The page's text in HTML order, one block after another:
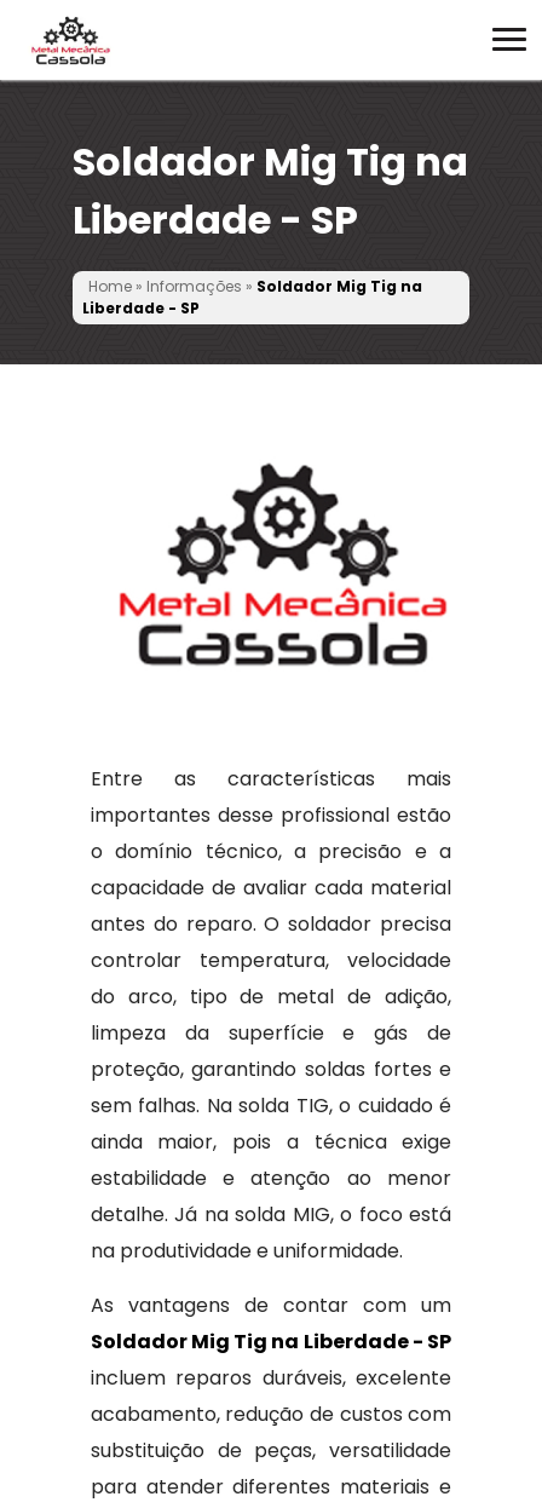
Soldador Mig Tig na
Liberdade - SP
Home» Informações » Soldador Mig Tig na
Liberdade - SP
Entre as características mais
importantes desse profissional estão
o domínio técnico, a precisão e a
capacidade de avaliar cada material
antes do reparo. O soldador precisa
controlar temperatura, velocidade
do arco, tipo de metal de adição,
limpeza da superfície e gás de
proteção, garantindo soldas fortes e
sem falhas. Na solda TIG, o cuidado é
ainda maior, pois a técnica exige
estabilidade e atenção ao menor
detalhe. Já na solda MIG, o foco está
na produtividade e uniformidade.
As vantagens de contar com um
Soldador Mig Tig na Liberdade - SP
incluem reparos duráveis, excelente
acabamento, redução de custos com
substituição de peças, versatilidade
para atender diferentes materiais e